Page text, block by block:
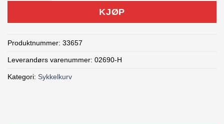
KJØP
Produktnummer: 33657
Leverandørs varenummer: 02690-H
Kategori: Sykkelkurv